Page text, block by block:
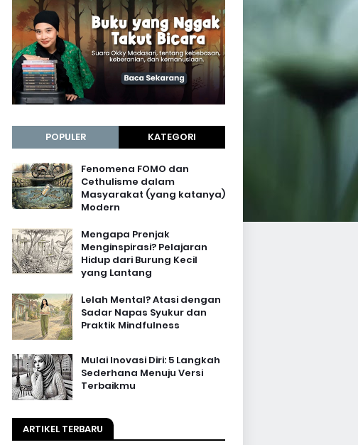
POPULER KATEGORI
Fenomena FOMO dan
Cethulisme dalam
Masyarakat (yang katanya)
Modern
Mengapa Prenjak
Menginspirasi? Pelajaran
Hidup dari Burung Kecil
yang Lantang
Lelah Mental? Atasi dengan
Sadar Napas Syukur dan
Praktik Mindfulness
Mulai Inovasi Diri: 5 Langkah
Sederhana Menuju Versi
Terbaikmu
ARTIKEL TERBARU